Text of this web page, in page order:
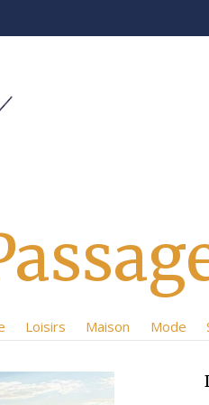
Loisirs Maison Mode